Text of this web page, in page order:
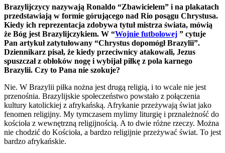
Brazylijczycy nazywają Ronaldo “Zbawicielem” i na plakatach
przedstawiają w formie górującego nad Rio posągu Chrystusa.
Kiedy ich reprezentacja zdobywa tytuł mistrza świata, mówią
że Bóg jest Brazylijczykiem. W “Wojnie futbolowej ” cytuje
Pan artykuł zatytułowany “Chrystus dopomógł Brazylii”.
Dziennikarz pisał, że kiedy przeciwnicy atakowali, Jezus
spuszczał z obłoków nogę i wybijał piłkę z pola karnego
Brazylii. Czy to Pana nie szokuje?
Nie. W Brazylii piłka nożna jest drugą religią, i to wcale nie jest
przenośnia. Brazylijskie społeczeństwo powstało z połączenia
kultury katolickiej z afrykańską. Afrykanie przeżywają świat jako
fenomen religijny. My tymczasem mylimy liturgię i prznależność do
kościoła z wewnętrzną religijnością. A to dwie różne rzeczy. Można
nie chodzić do Kościoła, a bardzo religijnie przeżywać świat. To jest
bardzo afrykańskie.